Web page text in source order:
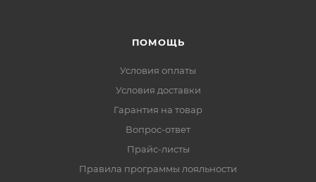
ПОМОЩЬ
Условия оплаты
Условия доставки
Гарантия на товар
Вопрос-ответ
Прайс-листы
Правила программы лояльности